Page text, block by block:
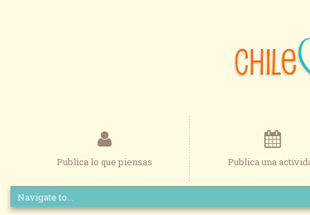
Publica lo que piensas Publica una